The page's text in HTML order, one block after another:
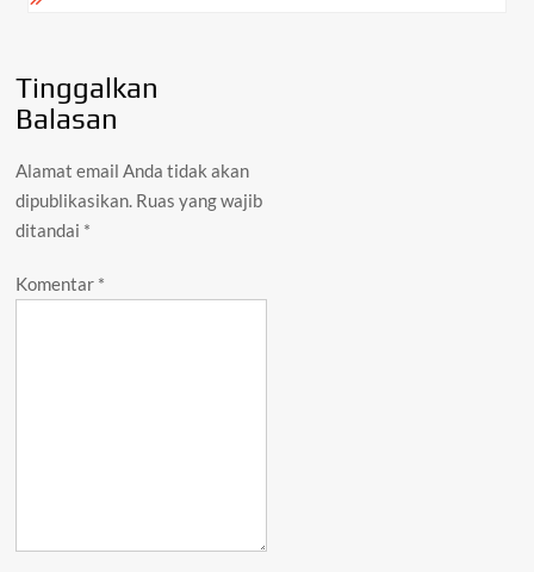
Tinggalkan
Balasan
Alamat email Anda tidak akan
dipublikasikan. Ruas yang wajib
ditandai *
Komentar *